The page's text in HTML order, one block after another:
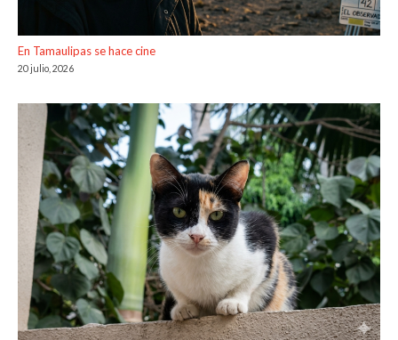
En Tamaulipas se hace cine
20 julio, 2026